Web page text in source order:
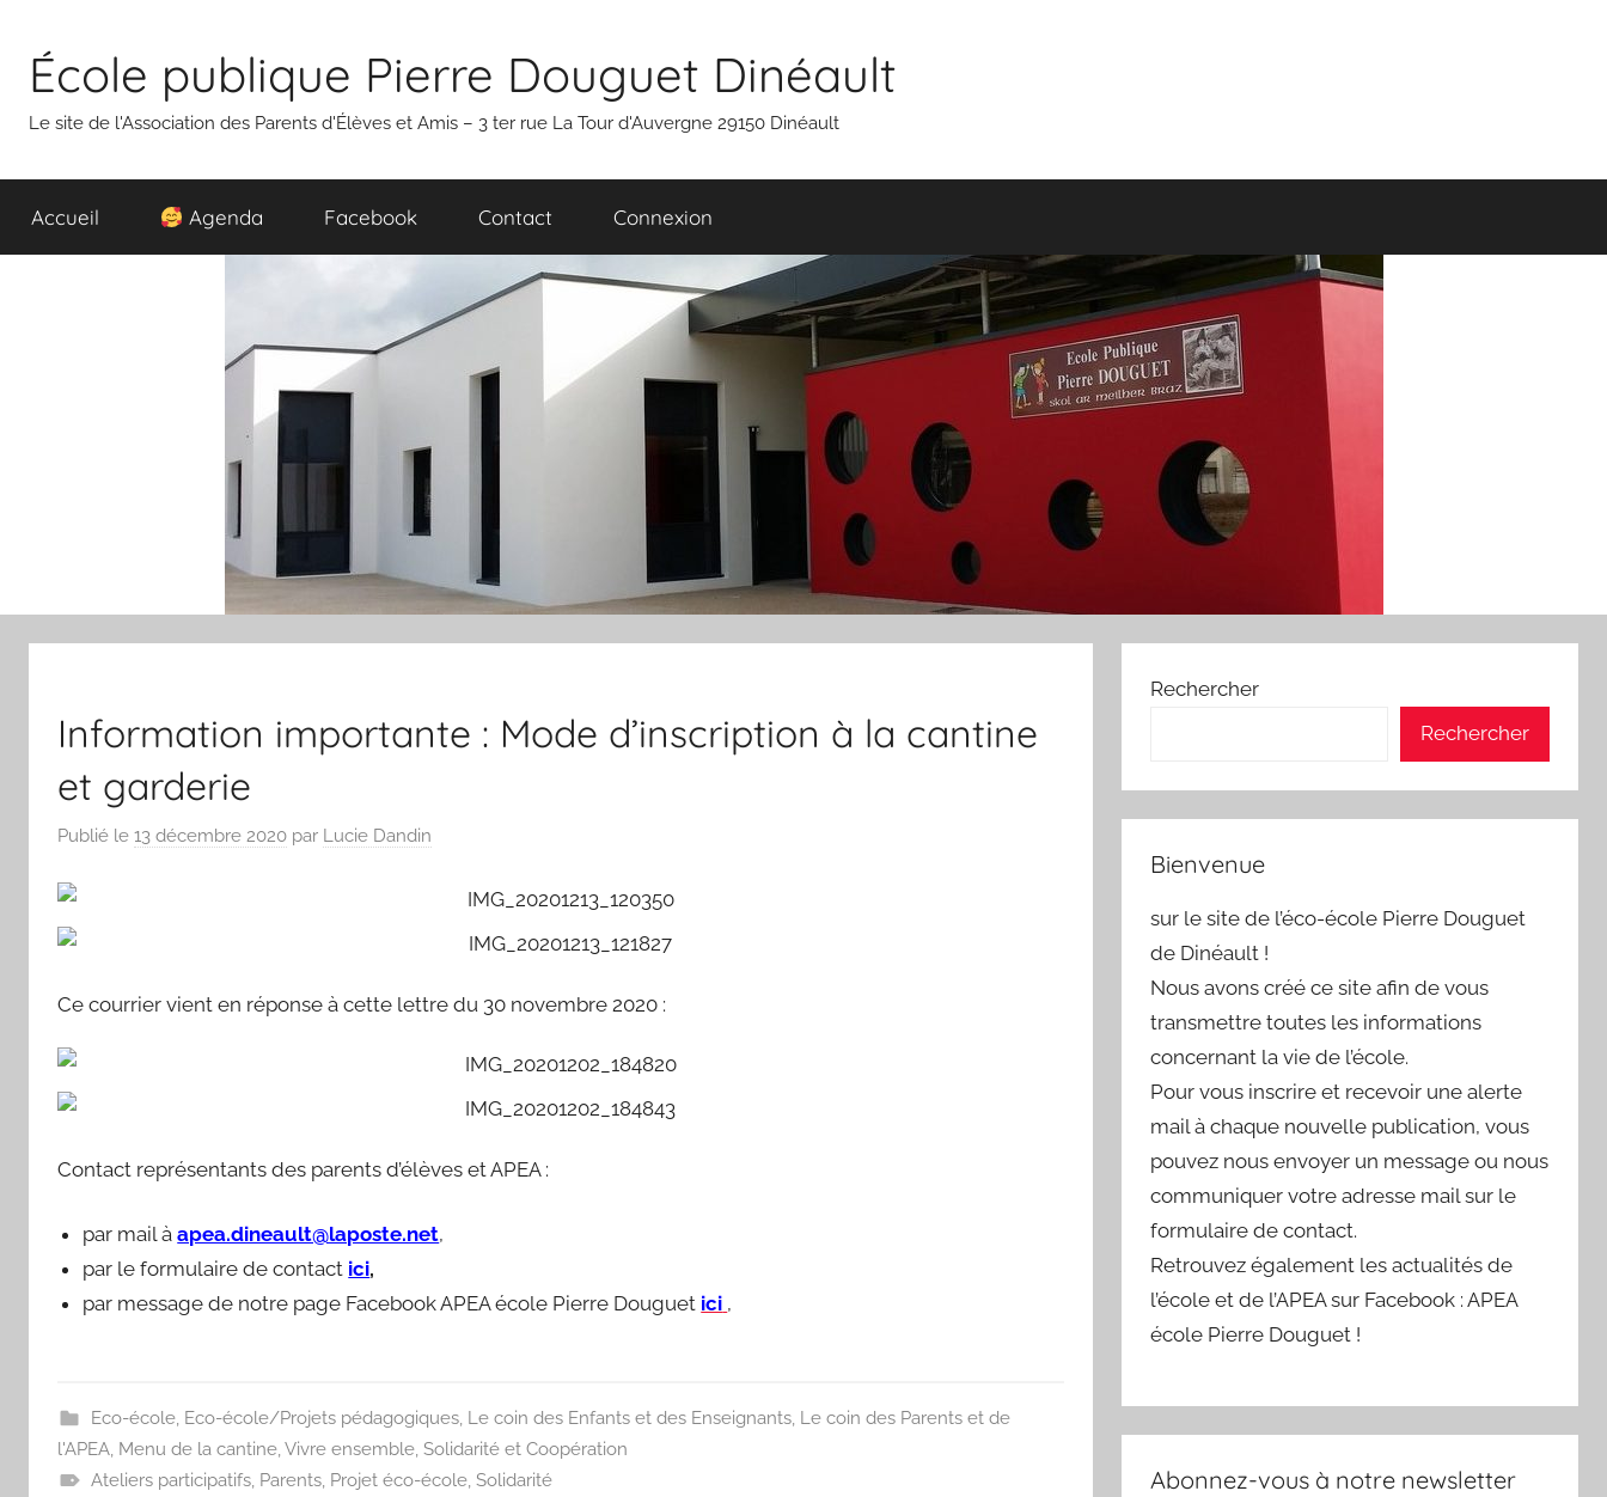
contenu
École publique Pierre Douguet Dinéault
Le site de l'Association des Parents d'Élèves et Amis – 3 ter rue La Tour d'Auvergne 29150 Dinéault
Accueil Agenda Facebook Contact Connexion
Information importante : Mode d’inscription à la cantine
et garderie
Publié le 13 décembre 2020 par Lucie Dandin
Ce courrier vient en réponse à cette lettre du 30 novembre 2020 :
Contact représentants des parents d’élèves et APEA :
par mail àapea.dineault@laposte.net,
par le formulaire de contact ici,
par message de notre page Facebook APEA école Pierre Douguet ici ,
Eco-école, Eco-école/Projets pédagogiques, Le coin des Enfants et des Enseignants, Le coin des Parents et de
l'APEA, Menu de la cantine,Vivre ensemble, Solidarité et Coopération
Ateliers participatifs, Parents, Projet éco-école, Solidarité
Rechercher
Rechercher
Bienvenue
sur le site de l’éco-école Pierre Douguet
de Dinéault !
Nous avons créé ce site afin de vous
transmettre toutes les informations
concernant la vie de l’école.
Pour vous inscrire et recevoir une alerte
mail à chaque nouvelle publication, vous
pouvez nous envoyer un message ou nous
communiquer votre adresse mail sur le
formulaire de contact.
Retrouvez également les actualités de
l’école et de l’APEA sur Facebook : APEA
école Pierre Douguet !
Abonnez-vous à notre newsletter